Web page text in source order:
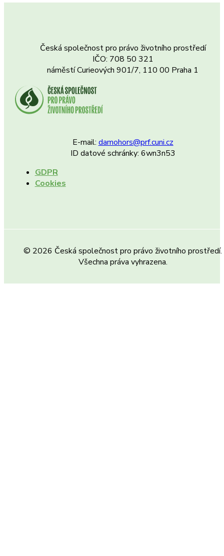
Česká společnost pro právo životního prostředí
IČO: 708 50 321
náměstí Curieových 901/7, 110 00 Praha 1
E-mail: damohors@prf.cuni.cz
ID datové schránky: 6wn3n53
GDPR
Cookies
© 2026 Česká společnost pro právo životního prostředí.
Všechna práva vyhrazena.